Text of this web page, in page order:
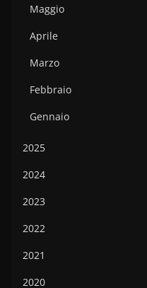
Maggio
Aprile
Marzo
Febbraio
Gennaio
2025
2024
2023
2022
2021
2020